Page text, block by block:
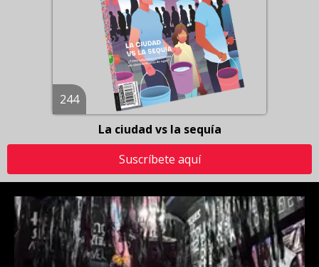
244
La ciudad vs la sequía
Suscríbete aquí